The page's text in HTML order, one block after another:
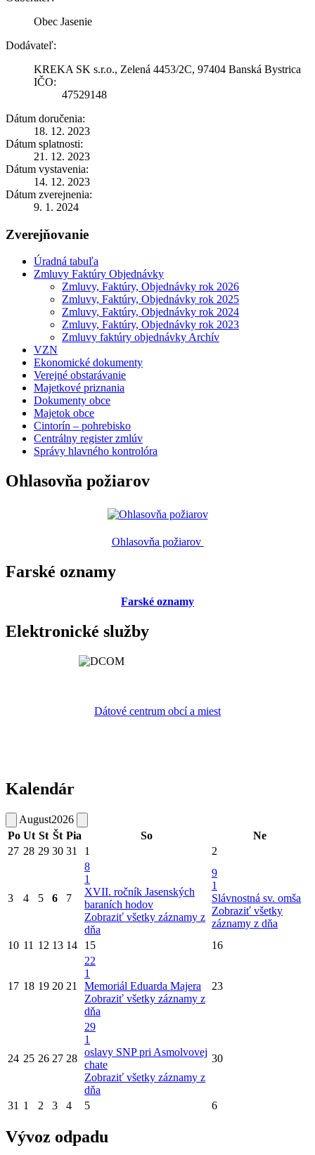
Obec Jasenie
Dodávateľ:
KREKA SK s.r.o., Zelená 4453/2C, 97404 Banská Bystrica
IČO:
47529148
Dátum doručenia:
18. 12. 2023
Dátum splatnosti:
21. 12. 2023
Dátum vystavenia:
14. 12. 2023
Dátum zverejnenia:
9. 1. 2024
Zverejňovanie
Úradná tabuľa
Zmluvy Faktúry Objednávky
Zmluvy, Faktúry, Objednávky rok 2026
Zmluvy, Faktúry, Objednávky rok 2025
Zmluvy, Faktúry, Objednávky rok 2024
Zmluvy, Faktúry, Objednávky rok 2023
Zmluvy faktúry objednávky Archív
VZN
Ekonomické dokumenty
Verejné obstarávanie
Majetkové priznania
Dokumenty obce
Majetok obce
Cintorín – pohrebisko
Centrálny register zmlúv
Správy hlavného kontrolóra
Ohlasovňa požiarov
Ohlasovňa požiarov
Farské oznamy
Farské oznamy
Elektronické služby
Dátové centrum obcí a miest
Kalendár
August2026
Po Ut St Št Pia So
Ne
27 28 29 30 31 1 2
3 4 5 6 7
8
1
XVII. ročník Jasenských
baraních hodov
Zobraziť všetky záznamy z
dňa
9
1
Slávnostná sv. omša
Zobraziť všetky
záznamy z dňa
10 11 12 13 14 15 16
17 18 19 20 21
22
1
Memoriál Eduarda Majera
Zobraziť všetky záznamy z
dňa
23
24 25 26 27 28
29
1
oslavy SNP pri Asmolvovej
chate
Zobraziť všetky záznamy z
dňa
30
31 1 2 3 4 5 6
Vývoz odpadu